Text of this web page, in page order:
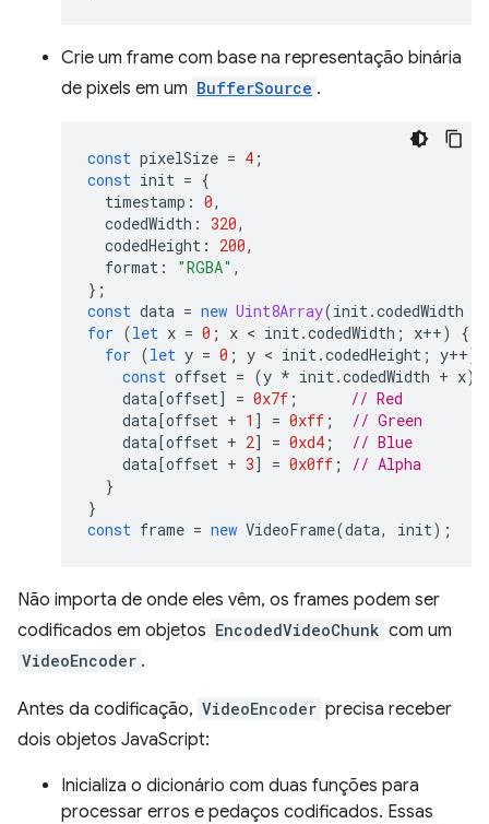
Crie um frame com base na representação binária
de pixels em um BufferSource .
const pixelSize = 4 ;
const init = {
timestamp : 0,
codedWidth : 320,
codedHeight : 200,
format : "RGBA" ,
};
const data = new Uint8Array(init .codedWidth
for (let x = 0 ; x < init .codedWidth ; x++)
{
for (let y = 0 ; y < init .codedHeight ; y++)
const offset = (y * init .codedWidth + x)
data[offset] = 0x7f ;
// Red
data[offset + 1 ] = 0xff ;
// Green
data[offset + 2] = 0xd4 ;
// Blue
data[offset + 3] = 0x0ff ;
// Alpha
}
}
const frame = new VideoFrame(data, init);
Não importa de onde eles vêm, os frames podem ser
codificados em objetos EncodedVideoChunk com um
VideoEncoder .
Antes da codificação, VideoEncoder precisa receber
dois objetos JavaScript:
Inicializa o dicionário com duas funções para
processar erros e pedaços codificados. Essas